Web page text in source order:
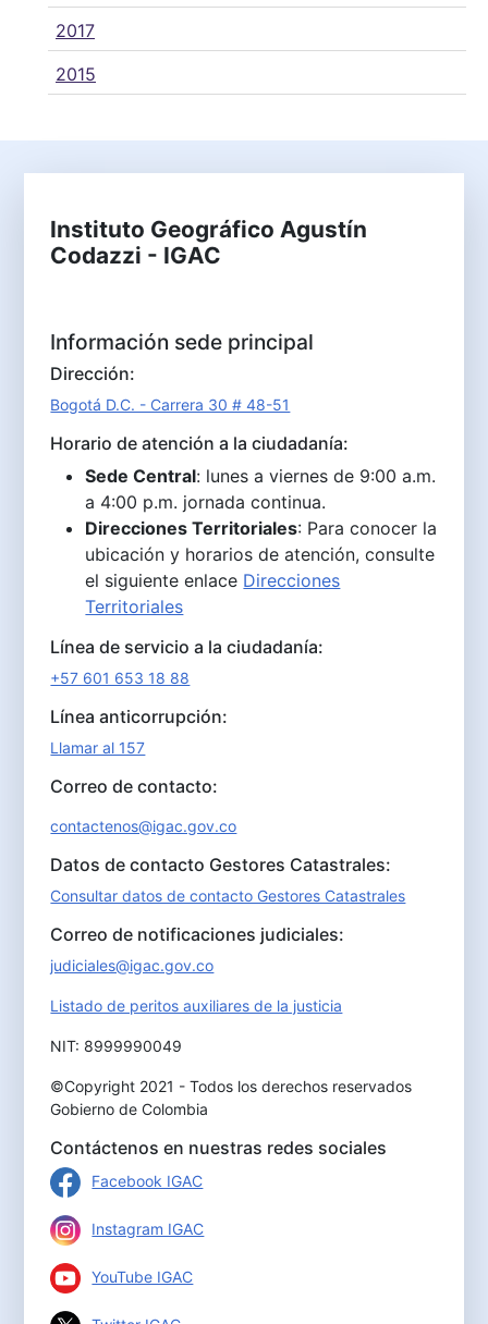
2017
2015
Instituto Geográfico Agustín
Codazzi - IGAC
Información sede principal
Dirección:
Bogotá D.C. - Carrera 30 # 48-51
Horario de atención a la ciudadanía:
Sede Central: lunes a viernes de 9:00 a.m.
a 4:00 p.m. jornada continua.
Direcciones Territoriales: Para conocer la
ubicación y horarios de atención, consulte
el siguiente enlace Direcciones
Territoriales
Línea de servicio a la ciudadanía:
+57 601 653 18 88
Línea anticorrupción:
Llamar al 157
Correo de contacto:
contactenos@igac.gov.co
Datos de contacto Gestores Catastrales:
Consultar datos de contacto Gestores Catastrales
Correo de notificaciones judiciales:
judiciales@igac.gov.co
Listado de peritos auxiliares de la justicia
NIT: 8999990049
©Copyright 2021 - Todos los derechos reservados
Gobierno de Colombia
Contáctenos en nuestras redes sociales
Facebook IGAC
Instagram IGAC
YouTube IGAC